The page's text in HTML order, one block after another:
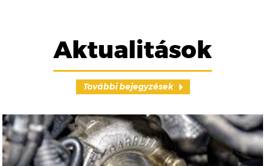
Aktualitások
További bejegyzések